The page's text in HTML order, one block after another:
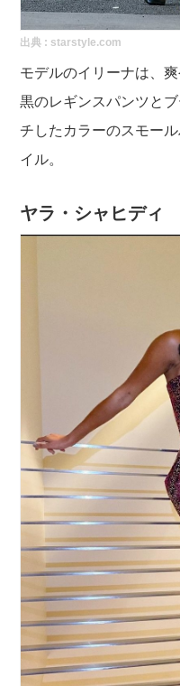
出典 : starstyle.com
モデルのイリーナは、
黒のレギンスパンツと
チしたカラーのスモー
イル。
ヤラ・シャヒディ